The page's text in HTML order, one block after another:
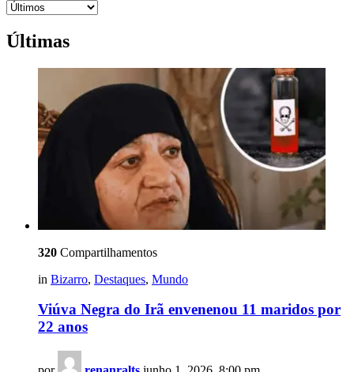
Últimas
320 Compartilhamentos
in Bizarro, Destaques, Mundo
Viúva Negra do Irã envenenou 11 maridos por
22 anos